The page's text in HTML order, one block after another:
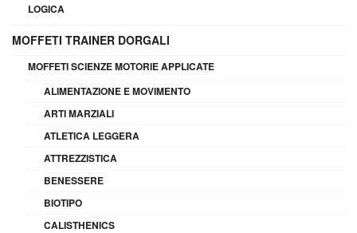
LOGICA
MOFFETI TRAINER DORGALI
MOFFETI SCIENZE MOTORIE APPLICATE
ALIMENTAZIONE E MOVIMENTO
ARTI MARZIALI
ATLETICA LEGGERA
ATTREZZISTICA
BENESSERE
BIOTIPO
CALISTHENICS